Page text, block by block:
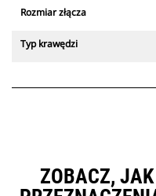
Rozmiar złącza
Typ krawędzi
ZOBACZ,